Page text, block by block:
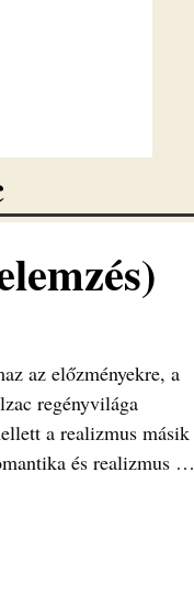
az előzményekre, a
regényvilága
a realizmus másik
és realizmus …